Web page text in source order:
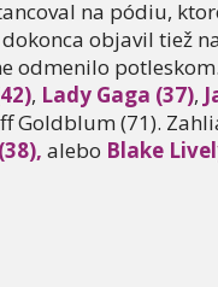
na pódiu,
objavil tiež
odmenilo
, Lady Gaga (37),
Goldblum (71).
alebo Blake